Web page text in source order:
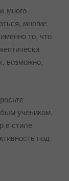
много
многие
то, что
возможно,
учеником,
в стиле
под